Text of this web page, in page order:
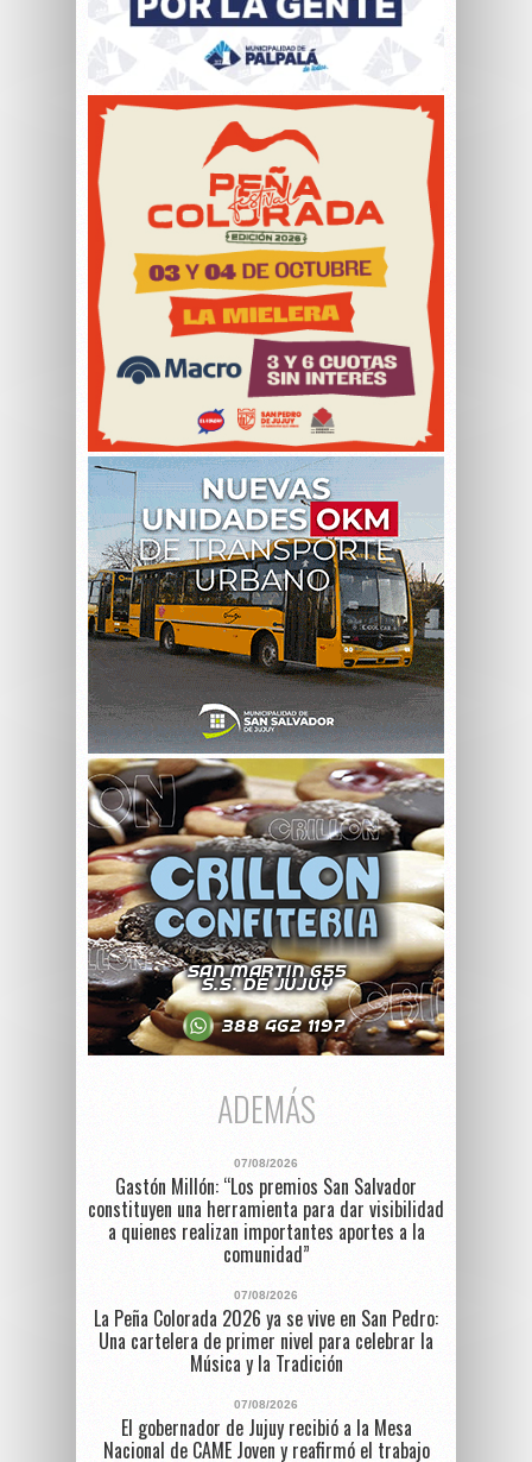
ADEMÁS
07/08/2026
Gastón Millón: “Los premios San Salvador
constituyen una herramienta para dar visibilidad
a quienes realizan importantes aportes a la
comunidad”
07/08/2026
La Peña Colorada 2026 ya se vive en San Pedro:
Una cartelera de primer nivel para celebrar la
Música y la Tradición
07/08/2026
El gobernador de Jujuy recibió a la Mesa
Nacional de CAME Joven y reafirmó el trabajo